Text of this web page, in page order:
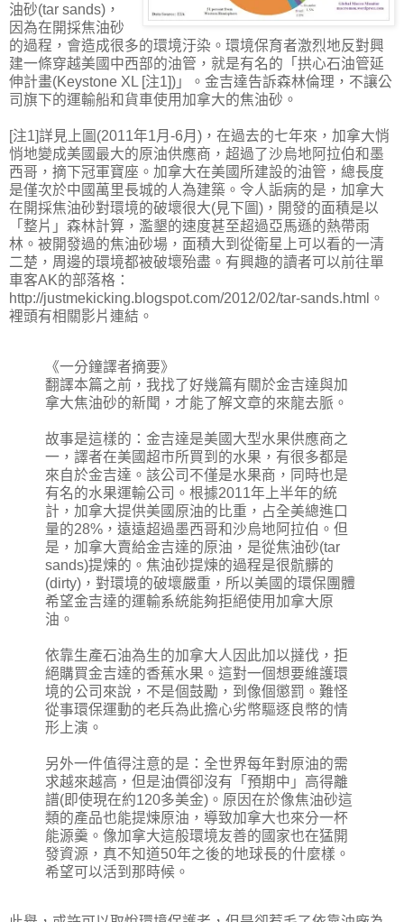
油砂(tar sands)，
因為在開採焦油砂
的過程，會造成很多的環境汙染。環境保育者激烈地反對興
建一條穿越美國中西部的油管，就是有名的「拱心石油管延
伸計畫(Keystone XL [注1])」。金吉達告訴森林倫理，不讓公
司旗下的運輸船和貨車使用加拿大的焦油砂。
[注1]詳見上圖(2011年1月-6月)，在過去的七年來，加拿大悄
悄地變成美國最大的原油供應商，超過了沙烏地阿拉伯和墨
西哥，摘下冠軍寶座。加拿大在美國所建設的油管，總長度
是僅次於中國萬里長城的人為建築。令人詬病的是，加拿大
在開採焦油砂對環境的破壞很大(見下圖)，開發的面積是以
「整片」森林計算，濫墾的速度甚至超過亞馬遜的熱帶雨
林。被開發過的焦油砂場，面積大到從衛星上可以看的一清
二楚，周邊的環境都被破壞殆盡。有興趣的讀者可以前往單
車客AK的部落格：
http://justmekicking.blogspot.com/2012/02/tar-sands.html。
裡頭有相關影片連結。
《一分鐘譯者摘要》
翻譯本篇之前，我找了好幾篇有關於金吉達與加
拿大焦油砂的新聞，才能了解文章的來龍去脈。
故事是這樣的：金吉達是美國大型水果供應商之
一，譯者在美國超市所買到的水果，有很多都是
來自於金吉達。該公司不僅是水果商，同時也是
有名的水果運輸公司。根據2011年上半年的統
計，加拿大提供美國原油的比重，占全美總進口
量的28%，遠遠超過墨西哥和沙烏地阿拉伯。但
是，加拿大賣給金吉達的原油，是從焦油砂(tar
sands)提煉的。焦油砂提煉的過程是很骯髒的
(dirty)，對環境的破壞嚴重，所以美國的環保團體
希望金吉達的運輸系統能夠拒絕使用加拿大原
油。
依靠生產石油為生的加拿大人因此加以撻伐，拒
絕購買金吉達的香蕉水果。這對一個想要維護環
境的公司來說，不是個鼓勵，到像個懲罰。難怪
從事環保運動的老兵為此擔心劣幣驅逐良幣的情
形上演。
另外一件值得注意的是：全世界每年對原油的需
求越來越高，但是油價卻沒有「預期中」高得離
譜(即使現在約120多美金)。原因在於像焦油砂這
類的產品也能提煉原油，導致加拿大也來分一杯
能源羹。像加拿大這般環境友善的國家也在猛開
發資源，真不知道50年之後的地球長的什麼樣。
希望可以活到那時候。